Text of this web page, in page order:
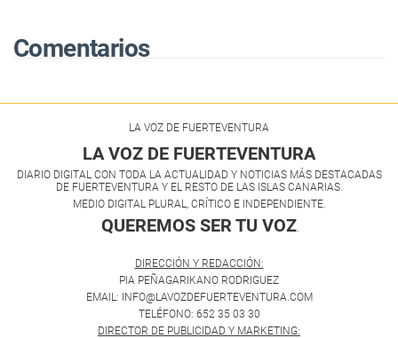
Comentarios
LA VOZ DE FUERTEVENTURA
LA VOZ DE FUERTEVENTURA
DIARIO DIGITAL CON TODA LA ACTUALIDAD Y NOTICIAS MÁS DESTACADAS
DE FUERTEVENTURA Y EL RESTO DE LAS ISLAS CANARIAS.
MEDIO DIGITAL PLURAL, CRÍTICO E INDEPENDIENTE.
QUEREMOS SER TU VOZ
DIRECCIÓN Y REDACCIÓN:
PIA PEÑAGARIKANO RODRIGUEZ
EMAIL: INFO@LAVOZDEFUERTEVENTURA.COM
TELÉFONO: 652 35 03 30
DIRECTOR DE PUBLICIDAD Y MARKETING: